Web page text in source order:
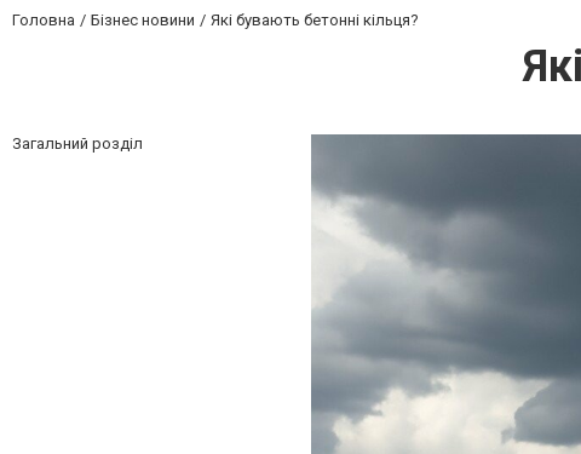
Головна Бізнес новини Які бувають бетонні кільця?
Загальний розділ